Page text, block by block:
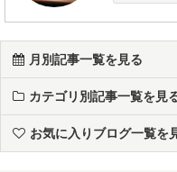
月別記事一覧を見る
カテゴリ別記事一覧を見
お気に入りブログ一覧を